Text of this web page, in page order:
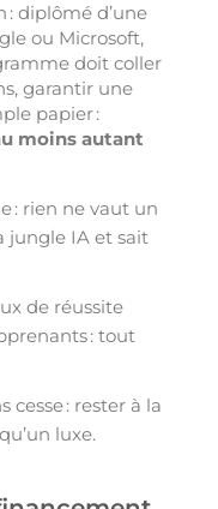
: diplômé d’une
ou Microsoft,
doit coller
garantir une
papier :
moins autant
: rien ne vaut un
jungle IA et sait
de réussite
: tout
cesse : rester à la
luxe.